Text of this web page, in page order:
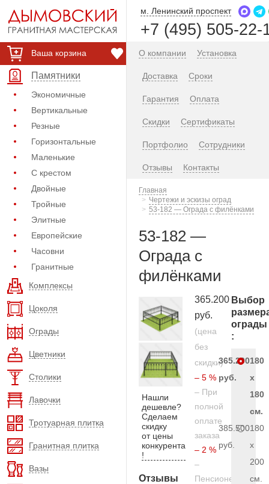
Ваша корзина
Памятники
Экономичные
Вертикальные
Резные
Горизонтальные
Маленькие
С крестом
Двойные
Тройные
Элитные
Европейские
Часовни
Гранитные
Комплексы
Цоколя
Ограды
Цветники
Столики
Лавочки
Тротуарная плитка
Гранитная плитка
Вазы
м. Ленинский проспект
+7 (495) 505-22-
О компании Установка
Доставка Сроки
Гарантия Оплата
Скидки Сертификаты
Портфолио Сотрудники
Отзывы Контакты
Главная
Чертежи и эскизы оград
53-182 — Ограда с филёнками
53-182 —
Ограда с
филёнками
Нашли
дешевле?
Сделаем
скидку
от цены
конкурента
!
Отзывы
365.200
руб.
(цена
без
скидки)
– 5 %
– При
полной
оплате
заказа
– 2 %
–
Пенсионерам
Выбор
ограды
:
365.200
руб.
180
x
180
см.
385.500
руб.
180
x
200
см.